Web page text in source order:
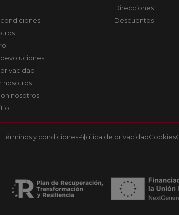
condiciones
nosotros
nosotros
Direcciones
Descuentos
Términos y condicionesPolítica de privacidadCookies